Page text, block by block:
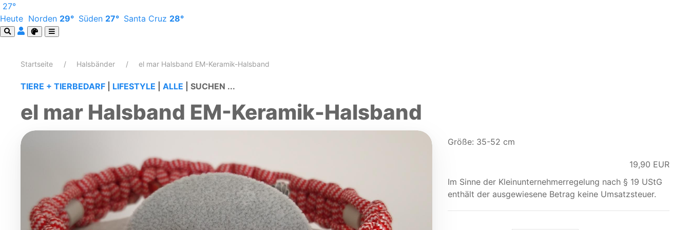
27°
Heute Norden 29° Süden 27° Santa Cruz 28°
Startseite Halsbänder el mar Halsband EM-Keramik-Halsband
TIERE + TIERBEDARF LIFESTYLE ALLE SUCHEN ...
el mar Halsband EM-Keramik-Halsband
Größe: 35-52 cm
19,90 EUR
Im Sinne der Kleinunternehmerregelung nach § 19 UStG
enthält der ausgewiesene Betrag keine Umsatzsteuer.